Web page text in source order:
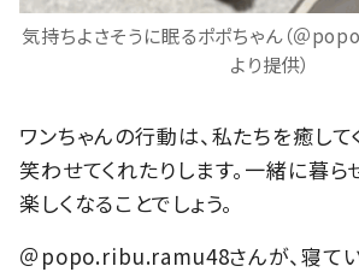
気持ちよさそうに眠るポポちゃん（＠
より提供）
ワンちゃんの行動は、私たちを癒して
笑わせてくれたりします。一緒に暮ら
楽しくなることでしょう。
＠popo.ribu.ramu48さんが、寝て